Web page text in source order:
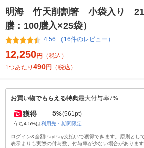
明海 竹天削割箸 小袋入り
膳：100膳入×25袋）
4.56 （16件のレビュー）
12,250円
（税込）
1つあたり 490円 （税込）
お買い物でもらえる特典最大付与率7%
獲得 5%(561pt)
うち4.5%は利用先・期間限定
ログイン&全額PayPay支払いで獲得できます。原則とし
表示よりも実際の付与数、付与率が少ない場合がありま